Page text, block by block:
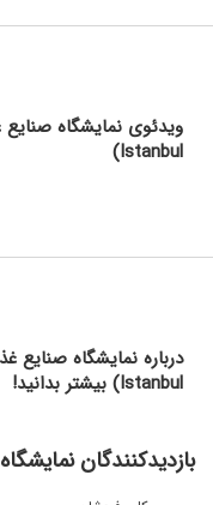
Istanbul)
Istanbul) بیشتر بدانید!
بازدیدکنندگان نمایشگاه WorldFood استانبول: